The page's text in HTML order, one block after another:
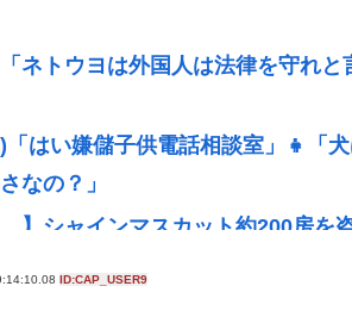
ネトウヨは外国人は法律を守れ
「はい嫌儲子供電話相談室」👧「
なの？」
…】シャインマスカット約200房を
】最近の水着JK、レベルが高すぎる
ID:CAP_USER9